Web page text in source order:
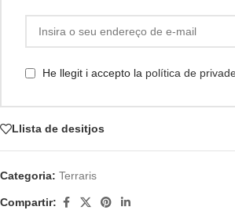
He llegit i accepto la política de
Llista de desitjos
Categoria: Terraris
Compartir: